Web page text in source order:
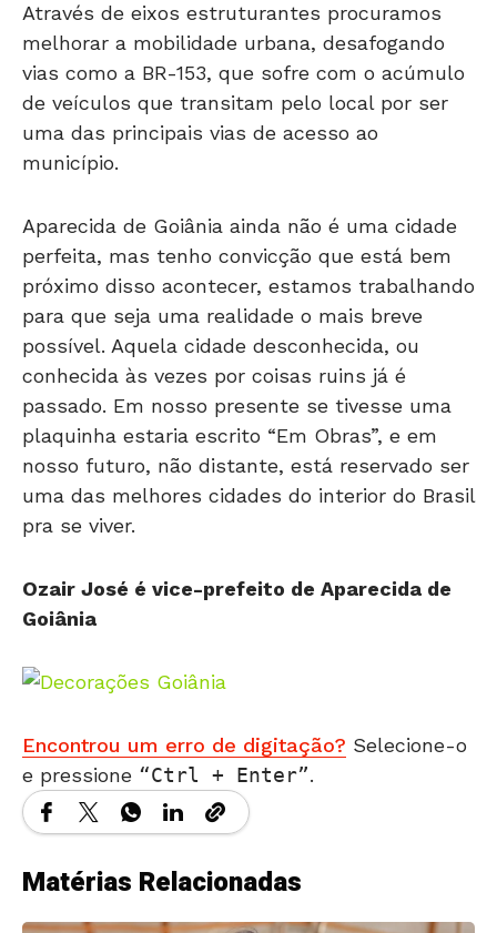
Através de eixos estruturantes procuramos
melhorar a mobilidade urbana, desafogando
vias como a BR-153, que sofre com o acúmulo
de veículos que transitam pelo local por ser
uma das principais vias de acesso ao
município.
Aparecida de Goiânia ainda não é uma cidade
perfeita, mas tenho convicção que está bem
próximo disso acontecer, estamos trabalhando
para que seja uma realidade o mais breve
possível. Aquela cidade desconhecida, ou
conhecida às vezes por coisas ruins já é
passado. Em nosso presente se tivesse uma
plaquinha estaria escrito “Em Obras”, e em
nosso futuro, não distante, está reservado ser
uma das melhores cidades do interior do Brasil
pra se viver.
Ozair José é vice-prefeito de Aparecida de
Goiânia
Encontrou um erro de digitação? Selecione-o
e pressione
Ctrl + Enter .
Matérias Relacionadas